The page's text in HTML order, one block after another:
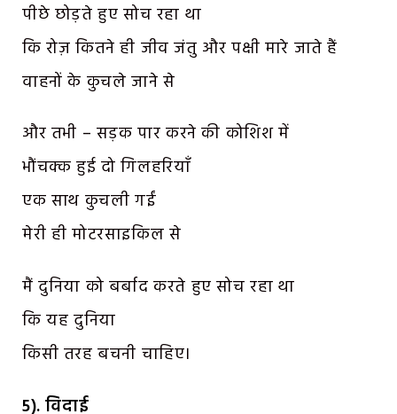
पीछे छोड़ते हुए सोच रहा था
कि रोज़ कितने ही जीव जंतु और पक्षी मारे जाते हैं
वाहनों के कुचले जाने से
और तभी – सड़क पार करने की कोशिश में
भौंचक्क हुई दो गिलहरियाँ
एक साथ कुचली गईं
मेरी ही मोटरसाइकिल से
मैं दुनिया को बर्बाद करते हुए सोच रहा था
कि यह दुनिया
किसी तरह बचनी चाहिए।
5). विदाई